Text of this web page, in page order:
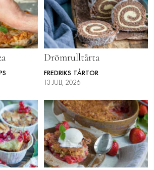
Drömrulltårta
FREDRIKS TÅRTOR
13 JULI, 2026